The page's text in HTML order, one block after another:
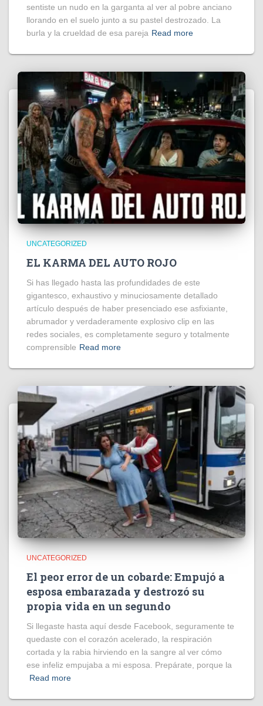
sentiste un nudo en la garganta al ver al pobre anciano
llorando en el suelo junto a su pastel destrozado. La
burla y la crueldad de esa pareja Read more
UNCATEGORIZED
EL KARMA DEL AUTO ROJO
Si has llegado hasta las profundidades de este
gigantesco, exhaustivo y minuciosamente detallado
artículo después de haber presenciado ese asfixiante,
abrumador y verdaderamente explosivo clip en las
redes sociales, es completamente seguro y totalmente
comprensible Read more
UNCATEGORIZED
El peor error de un cobarde: Empujó a
esposa embarazada y destrozó su
propia vida en un segundo
Si llegaste hasta aquí desde Facebook, seguramente te
quedaste con el corazón acelerado, la respiración
cortada y la rabia hirviendo en la sangre al ver cómo
ese infeliz empujaba a mi esposa. Prepárate, porque la
Read more